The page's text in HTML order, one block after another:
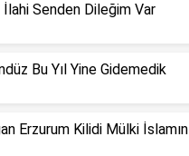
İlahi Senden Dileğim Var
Bu Yıl Yine Gidemedik
Erzurum Kilidi Mülki İslamın